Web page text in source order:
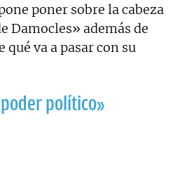
poner sobre la cabeza
Damocles» además de
va a pasar con su
político»